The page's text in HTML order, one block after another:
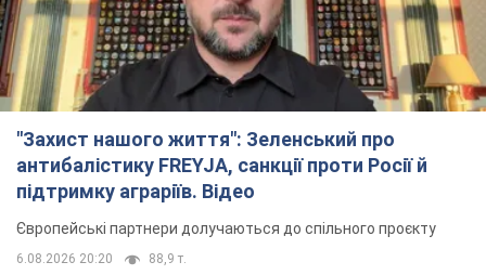
"Захист нашого життя": Зеленський про
антибалістику FREYJA, санкції проти Росії й
підтримку аграріїв. Відео
Європейські партнери долучаються до спільного проєкту
6.08.2026 20:20 88,9 т.